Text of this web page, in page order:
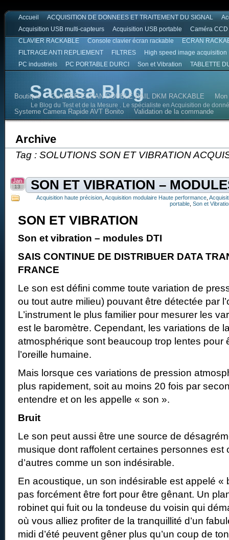
Accueil ACQUISITION DE DONNEES ET TRAITEMENT DU SIGNAL
Acquisition USB multi-capteurs
Acquisition USB portable
Caméra CCD
CLAVIER RACKABLE
Console clavier écran rackable
ECRAN
FILTRAGE ANTI REPLIEMENT
FILTRES
High speed image acquisition
PC industriels
PC PORTABLE DURCI Son et Vibration TABLETTE
Sacasa Blog
Le Blog du Test et de la Mesure . Le spécialiste en Acquisition de
Boutique CLAVIER ECRAN DOUBLE RAIL DKM RACKABLE
Systeme Camera Rapide AVT Bonito
Validation de la commande
Archive
Tag : SOLUTIONS SON ET VIBRATION
SON ET VIBRATION –
Jan
13
Acquisition haute précision Acquisition modulaire Haute performance
portable Son et
SON ET VIBRATION
Son et vibration – modules DTI
SAIS CONTINUE DE DISTRIBUER DATA
FRANCE
Le son est défini comme toute variation de
ou tout autre milieu) pouvant être détectée par
L’instrument le plus familier pour mesurer les
est le baromètre. Cependant, les variations de
atmosphérique sont beaucoup trop lentes pour
l’oreille humaine.
Mais lorsque ces variations de pression
plus rapidement, soit au moins 20 fois par
entendre et on les appelle « son ».
Bruit
Le son peut aussi être une source de
musique dont raffolent certaines personnes est
d’autres comme un son indésirable.
En acoustique, un son indésirable est appelé «
pas forcément être fort pour être gênant. Un
robinet qui fuit ou la tondeuse du voisin qui
où vous alliez profiter de la tranquillité d’un
midi d’été peuvent gêner plus qu’un coup de